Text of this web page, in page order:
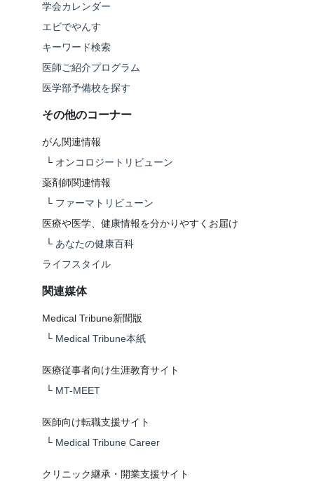
学会カレンダー
エビでやんす
キーワード検索
医師ご紹介プログラム
医学部予備校を探す
その他のコーナー
がん関連情報
└ オンコロジートリビューン
薬剤師関連情報
└ ファーマトリビューン
医療や医学、健康情報を分かりやすくお届け
└ あなたの健康百科
ライフスタイル
関連媒体
Medical Tribune新聞版
└ Medical Tribune本紙
医療従事者向け生涯教育サイト
└ MT-MEET
医師向け転職支援サイト
└ Medical Tribune Career
クリニック継承・開業支援サイト